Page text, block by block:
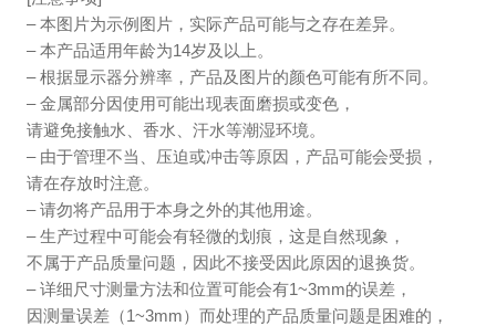
– 本图片为示例图片，实际产品可能与之存在差异。
– 本产品适用年龄为14岁及以上。
– 根据显示器分辨率，产品及图片的颜色可能有所不同。
– 金属部分因使用可能出现表面磨损或变色，
请避免接触水、香水、汗水等潮湿环境。
– 由于管理不当、压迫或冲击等原因，产品可能会受损，
请在存放时注意。
– 请勿将产品用于本身之外的其他用途。
– 生产过程中可能会有轻微的划痕，这是自然现象，
不属于产品质量问题，因此不接受因此原因的退换货。
– 详细尺寸测量方法和位置可能会有1~3mm的误差，
因测量误差（1~3mm）而处理的产品质量问题是困难的，